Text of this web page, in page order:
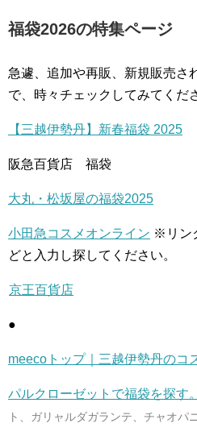
福袋2026の特集ページ
急遽、追加や再販、新規販売さ
で、時々チェックしてみてくだ
【三越伊勢丹】新春福袋 2025
阪急百貨店 福袋
大丸・松坂屋の福袋2025
小田急コスメオンライン ※リン
どと入力し探してください。
京王百貨店
●
meecoトップ｜三越伊勢丹のコ
パルクローゼットで福袋を探す。
ト、ガリャルダガランテ、チャオパ